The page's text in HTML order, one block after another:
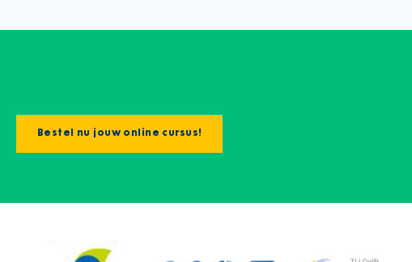
Bestel nu jouw online cursus!